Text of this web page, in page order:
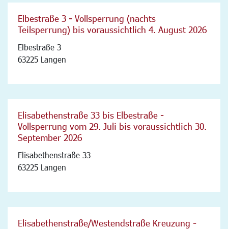
Elbestraße 3 - Vollsperrung (nachts
Teilsperrung) bis voraussichtlich 4. August 2026
Elbestraße 3
63225 Langen
Elisabethenstraße 33 bis Elbestraße -
Vollsperrung vom 29. Juli bis voraussichtlich 30.
September 2026
Elisabethenstraße 33
63225 Langen
Elisabethenstraße/Westendstraße Kreuzung -